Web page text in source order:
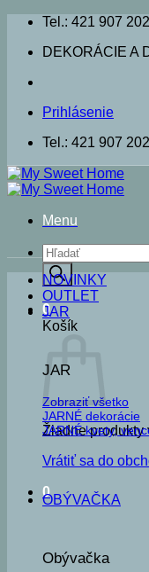
Skip
content
Tel.: 421 907
DEKORÁCIE A
Prihlásenie
Tel.: 421 907
Menu
Products
search
0
Košík
Žiadne produkty
Vrátiť sa do
0
NOVINKY
OUTLET
JAR
JAR
Zobraziť všetko
JARNÉ dekorácie
JARNÉ kvety,
OBÝVAČKA
Obývačka